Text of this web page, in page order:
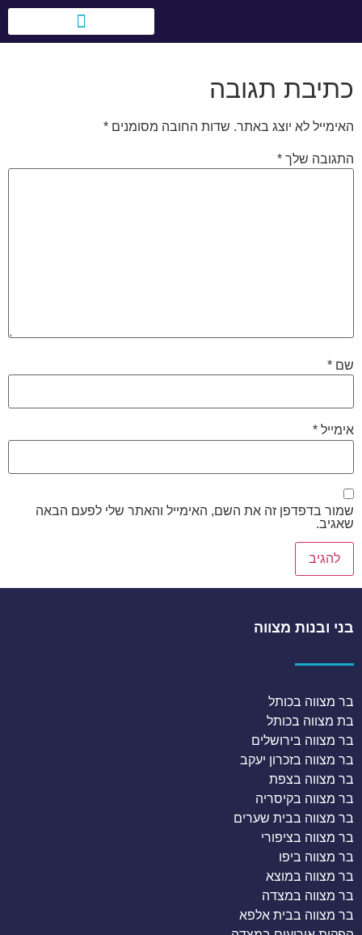
כתיבת תגובה
האימייל לא יוצג באתר. שדות החובה מסומנים *
התגובה שלך *
שם *
אימייל *
שמור בדפדפן זה את השם, האימייל והאתר שלי לפעם הבאה
שאגיב.
בני ובנות מצווה
בר מצווה בכותל
בת מצווה בכותל
בר מצווה בירושלים
בר מצווה בזכרון יעקב
בר מצווה בצפת
בר מצווה בקיסריה
בר מצווה בבית שערים
בר מצווה בציפורי
בר מצווה ביפו
בר מצווה במוצא
בר מצווה במצדה
בר מצווה בבית אלפא